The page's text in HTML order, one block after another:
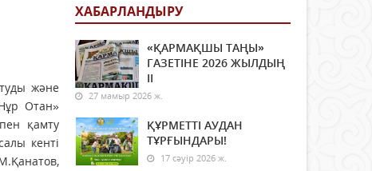
және
Отан»
қамту
кенті
ХАБАРЛАНДЫРУ
«ҚАРМАҚШЫ ТАҢЫ»
ГАЗЕТІНЕ 2026 ЖЫЛДЫҢ
ІI
27 мамыр 2026 ж.
ҚҰРМЕТТІ АУДАН
ТҰРҒЫНДАРЫ!
17 сәуір 2026 ж.